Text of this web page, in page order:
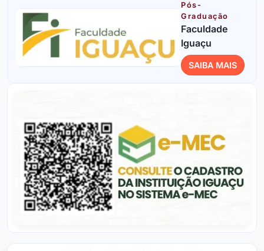
Pós-
Graduação
Faculdade
Iguaçu
SAIBA MAIS